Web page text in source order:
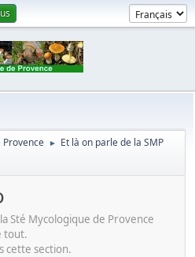
Provence ► Et là on parle de la SMP
Sté Mycologique de Provence
tout.
cette section.